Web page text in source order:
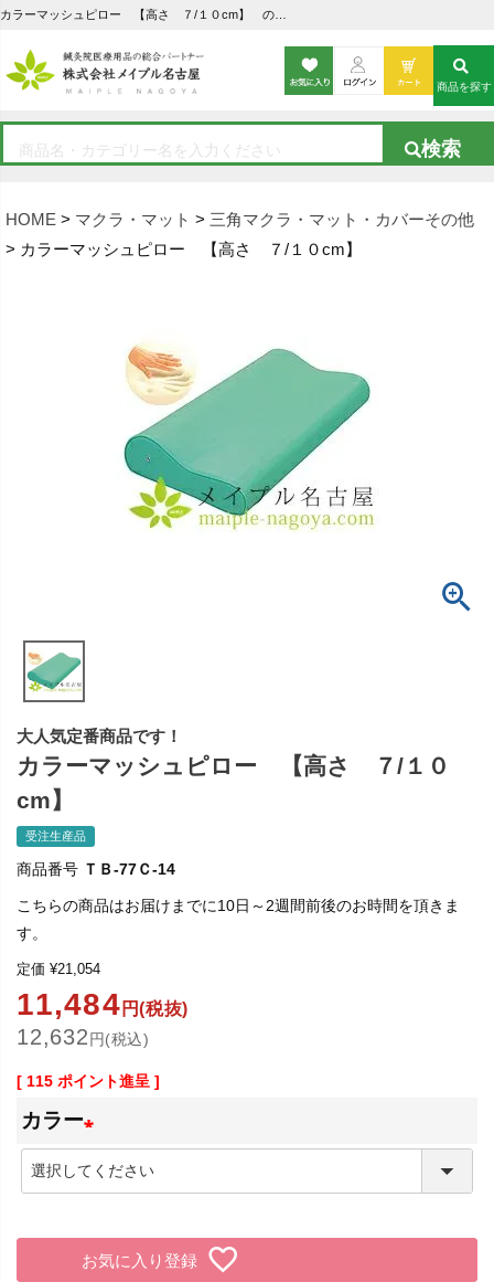
HOME マクラ・マット
三角マクラ・マット・カバーその他
カラーマッシュピロー 【高さ ７/１０cm】
商品を探す
大人気定番商品です！
カラーマッシュピロー 【高さ ７/１０
cm】
受注生産品
商品番号 ＴＢ-77Ｃ-14
こちらの商品はお届けまでに10日～2週間前後のお時間を頂きま
す。
定価 ¥21,054
11,484 円(税抜)
12,632 円(税込)
[ 115 ポイント進呈 ]
カラー
(
須
お気に入り登録